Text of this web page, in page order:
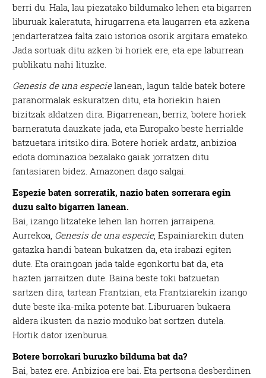
berri du. Hala, lau piezatako bildumako lehen eta bigarren
liburuak kaleratuta, hirugarrena eta laugarren eta azkena
jendarteratzea falta zaio istorioa osorik argitara emateko.
Jada sortuak ditu azken bi horiek ere, eta epe laburrean
publikatu nahi lituzke.
Genesis de una especielanean, lagun talde batek botere
paranormalak eskuratzen ditu, eta horiekin haien
bizitzak aldatzen dira. Bigarrenean, berriz, botere horiek
barneratuta dauzkate jada, eta Europako beste herrialde
batzuetara iritsiko dira. Botere horiek ardatz, anbizioa
edota dominazioa bezalako gaiak jorratzen ditu
fantasiaren bidez. Amazonen dago salgai.
Espezie baten sorreratik, nazio baten sorrerara egin
duzu salto bigarren lanean.
Bai, izango litzateke lehen lan horren jarraipena.
Aurrekoa, Genesis de una especie, Espainiarekin duten
gatazka handi batean bukatzen da, eta irabazi egiten
dute. Eta oraingoan jada talde egonkortu bat da, eta
hazten jarraitzen dute. Baina beste toki batzuetan
sartzen dira, tartean Frantzian, eta Frantziarekin izango
dute beste ika-mika potente bat. Liburuaren bukaera
aldera ikusten da nazio moduko bat sortzen dutela.
Hortik dator izenburua.
Botere borrokari buruzko bilduma bat da?
Bai, batez ere. Anbizioa ere bai. Eta pertsona desberdinen